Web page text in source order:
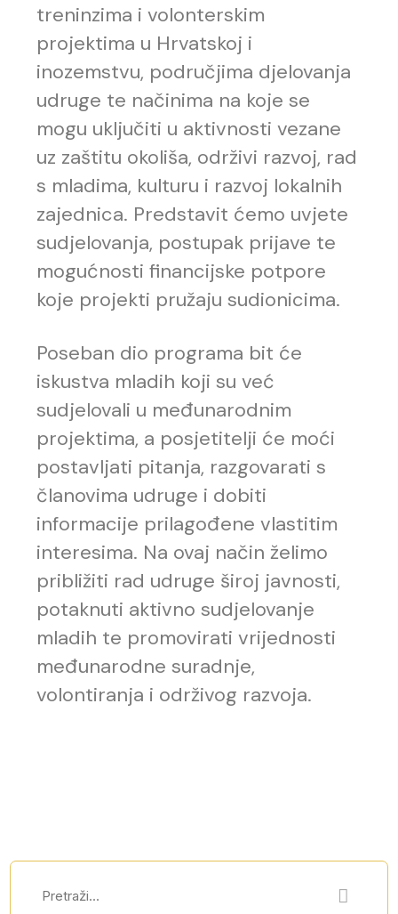
treninzima i volonterskim
projektima u Hrvatskoj i
inozemstvu, područjima djelovanja
udruge te načinima na koje se
mogu uključiti u aktivnosti vezane
uz zaštitu okoliša, održivi razvoj, rad
s mladima, kulturu i razvoj lokalnih
zajednica. Predstavit ćemo uvjete
sudjelovanja, postupak prijave te
mogućnosti financijske potpore
koje projekti pružaju sudionicima.
Poseban dio programa bit će
iskustva mladih koji su već
sudjelovali u međunarodnim
projektima, a posjetitelji će moći
postavljati pitanja, razgovarati s
članovima udruge i dobiti
informacije prilagođene vlastitim
interesima. Na ovaj način želimo
približiti rad udruge široj javnosti,
potaknuti aktivno sudjelovanje
mladih te promovirati vrijednosti
međunarodne suradnje,
volontiranja i održivog razvoja.